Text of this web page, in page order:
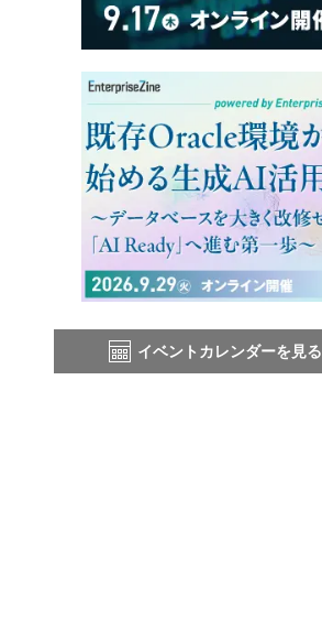
イベントカレンダーを見る